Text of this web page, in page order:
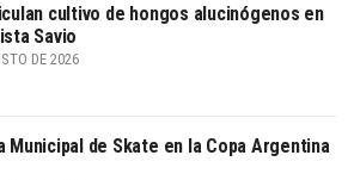
cultivo de hongos alucinógenos en
Savio
DE 2026
Municipal de Skate en la Copa Argentina